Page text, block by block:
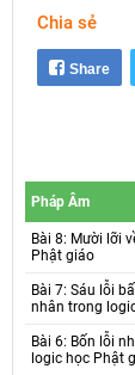
Chia sẻ
Share
Pháp Âm
Bài 8: Mười lỡi
Phật giáo
Bài 7: Sáu lỗi
nhân trong
Bài 6: Bốn lỗi
logic học Phật